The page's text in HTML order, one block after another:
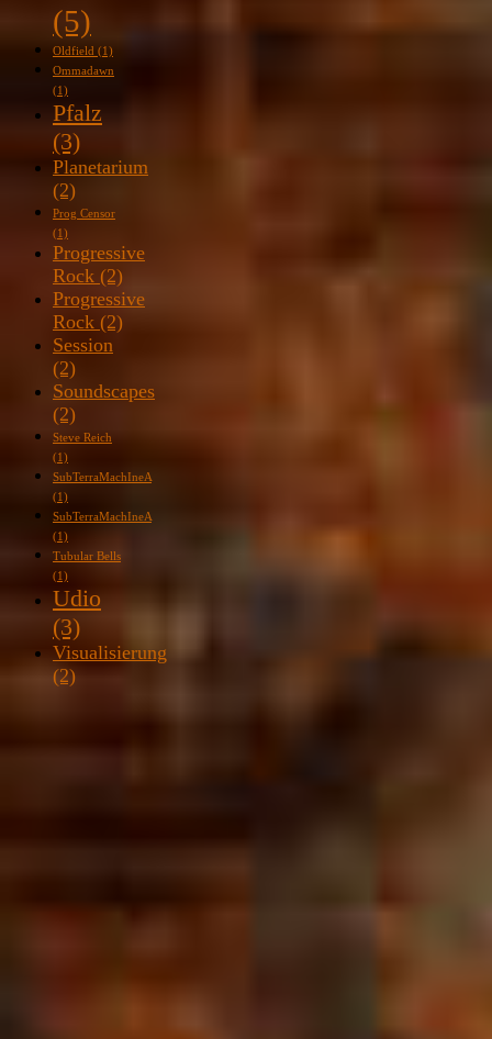
(5)
Oldfield (1)
Ommadawn
(1)
Pfalz
(3)
Planetarium
(2)
Prog Censor
(1)
Progressive
Rock (2)
Progressive
Rock (2)
Session
(2)
Soundscapes
(2)
Steve Reich
(1)
SubTerraMachIneA
(1)
SubTerraMachIneA
(1)
Tubular Bells
(1)
Udio
(3)
Visualisierung
(2)